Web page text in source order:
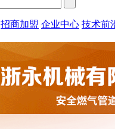
招商加盟 企业中心 技术前